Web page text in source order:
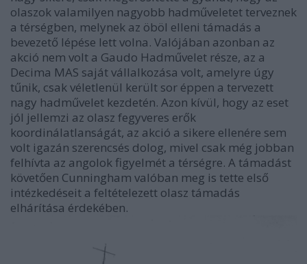
olaszok valamilyen nagyobb hadműveletet terveznek
a térségben, melynek az öböl elleni támadás a
bevezető lépése lett volna. Valójában azonban az
akció nem volt a Gaudo Hadművelet része, az a
Decima MAS saját vállalkozása volt, amelyre úgy
tűnik, csak véletlenül került sor éppen a tervezett
nagy hadművelet kezdetén. Azon kívül, hogy az eset
jól jellemzi az olasz fegyveres erők
koordinálatlanságát, az akció a sikere ellenére sem
volt igazán szerencsés dolog, mivel csak még jobban
felhívta az angolok figyelmét a térségre. A támadást
követően Cunningham valóban meg is tette első
intézkedéseit a feltételezett olasz támadás
elhárítása érdekében.